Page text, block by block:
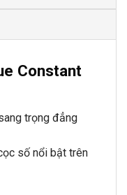
Constant
trọng đẳng
số nổi bật trên